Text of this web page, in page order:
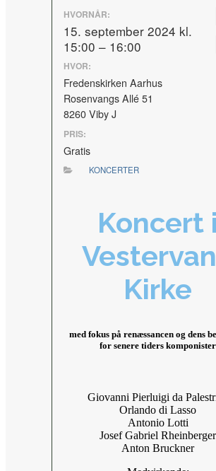
HVORNÅR:
15. september 2024 kl.
15:00 – 16:00
HVOR:
Fredenskirken Aarhus
Rosenvangs Allé 51
8260 Viby J
PRIS:
Gratis
KONCERTER
Koncert i
Kirke
med fokus på renæssancen og dens
for senere tiders komponister
Giovanni Pierluigi da
Orlando di Lasso
Antonio Lotti
Josef Gabriel Rheinberger
Anton Bruckner